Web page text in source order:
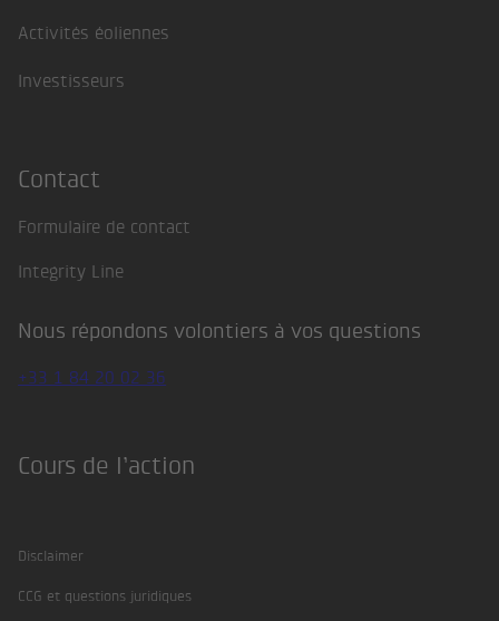
Activités éoliennes
Investisseurs
Contact
Formulaire de contact
Integrity Line
Nous répondons volontiers à vos questions
+33 1 84 20 02 36
Cours de l’action
Disclaimer
CCG et questions juridiques